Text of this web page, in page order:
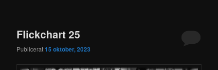
Flickchart 25
Publicerat15 oktober, 2023